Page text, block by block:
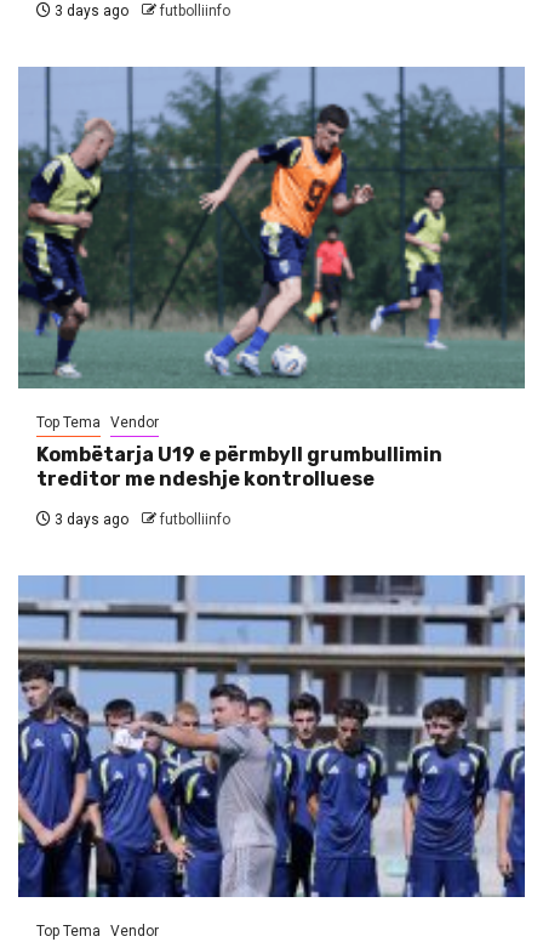
3 days ago futbolliinfo
Top Tema Vendor
Kombëtarja U19 e përmbyll grumbullimin
treditor me ndeshje kontrolluese
3 days ago futbolliinfo
Top Tema Vendor